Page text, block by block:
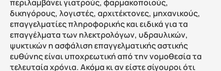
περιλαμβάνει γιατρούς, φαρμακοποιούς,
δικηγόρους, λογιστές, αρχιτέκτονες, μηχανικούς,
επαγγελματίες πληροφορικής και ειδικά για τα
επαγγέλματα των ηλεκτρολόγων, υδραυλικών,
ψυκτικών η ασφάλιση επαγγελματικής αστικής
ευθύνης είναι υποχρεωτική από την νομοθεσία τα
τελευταία χρόνια. Ακόμα κι αν είστε σίγουροι ότι